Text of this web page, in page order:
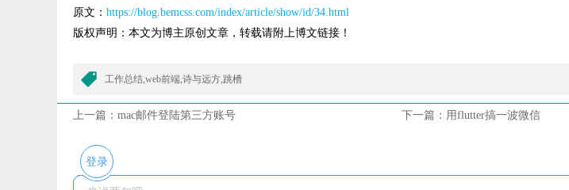
原文： https://blog.bemcss.com/index/article/show/id/34.html
版权声明：本文为博主原创文章，转载请附上博文链接！
工作总结,web前端,诗与远方,跳槽
上一篇： mac邮件登陆第三方账号 下一篇： 用flutter搞一波微信
登录